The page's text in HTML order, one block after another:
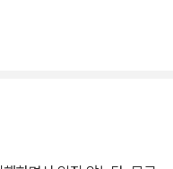
책 중 연령별로, 수준별
다. 아이를 키우는 부모라
야기처럼 공감하는 사연
풀어야 하는 책이 아니라 귀